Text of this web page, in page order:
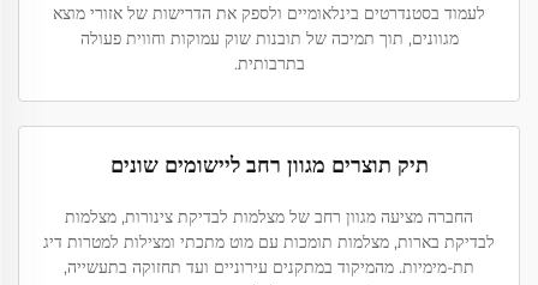
לעמוד בסטנדרטים בינלאומיים ולספק את הדרישות של אזורי מוצא
מגוונים, תוך תמיכה של תובנות שוק עמוקות וחווית פעולה
בתרבותית.
תיק תוצרים מגוון רחב ליישומים שונים
החברה מציעה מגוון רחב של מצלמות לבדיקת צינורות, מצלמות
לבדיקת בארות, מצלמות תומכות עם מוט מתכתי ומצילות למטרות דיג
תת-מימיות. מהמיקוד במתקנים עירוניים ועד תחזוקה בתעשייה,